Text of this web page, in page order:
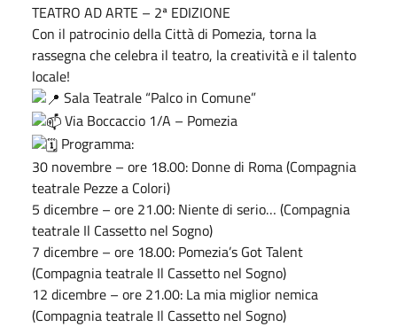
TEATRO AD ARTE – 2ª EDIZIONE
Con il patrocinio della Città di Pomezia, torna la
rassegna che celebra il teatro, la creatività e il talento
locale!
Sala Teatrale “Palco in Comune”
Via Boccaccio 1/A – Pomezia
Programma:
30 novembre – ore 18.00: Donne di Roma (Compagnia
teatrale Pezze a Colori)
5 dicembre – ore 21.00: Niente di serio… (Compagnia
teatrale Il Cassetto nel Sogno)
7 dicembre – ore 18.00: Pomezia’s Got Talent
(Compagnia teatrale Il Cassetto nel Sogno)
12 dicembre – ore 21.00: La mia miglior nemica
(Compagnia teatrale Il Cassetto nel Sogno)